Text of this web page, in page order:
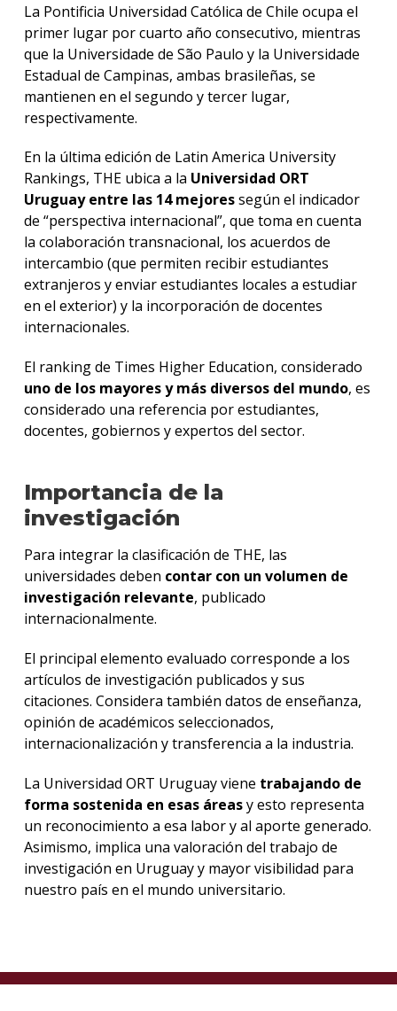
La Pontificia Universidad Católica de Chile ocupa el
primer lugar por cuarto año consecutivo, mientras
que la Universidade de São Paulo y la Universidade
Estadual de Campinas, ambas brasileñas, se
mantienen en el segundo y tercer lugar,
respectivamente.
En la última edición de Latin America University
Rankings, THE ubica a la Universidad ORT
Uruguay entre las 14 mejoressegún el indicador
de “perspectiva internacional”, que toma en cuenta
la colaboración transnacional, los acuerdos de
intercambio (que permiten recibir estudiantes
extranjeros y enviar estudiantes locales a estudiar
en el exterior) y la incorporación de docentes
internacionales.
El ranking de Times Higher Education, considerado
uno de los mayores y más diversos del mundo, es
considerado una referencia por estudiantes,
docentes, gobiernos y expertos del sector.
Importancia de la
investigación
Para integrar la clasificación de THE, las
universidades deben contar con un volumen de
investigación relevante, publicado
internacionalmente.
El principal elemento evaluado corresponde a los
artículos de investigación publicados y sus
citaciones. Considera también datos de enseñanza,
opinión de académicos seleccionados,
internacionalización y transferencia a la industria.
La Universidad ORT Uruguay viene trabajando de
forma sostenida en esas áreasy esto representa
un reconocimiento a esa labor y al aporte generado.
Asimismo, implica una valoración del trabajo de
investigación en Uruguay y mayor visibilidad para
nuestro país en el mundo universitario.